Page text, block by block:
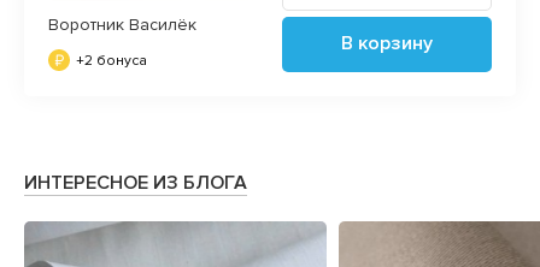
Воротник Василёк
+2 бонуса
В корзину
ИНТЕРЕСНОЕ ИЗ БЛОГА